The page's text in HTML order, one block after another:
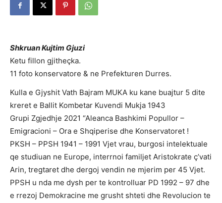
Shkruan Kujtim Gjuzi
Ketu fillon gjitheçka.
11 foto konservatore & ne Prefekturen Durres.
Kulla e Gjyshit Vath Bajram MUKA ku kane buajtur 5 dite
kreret e Ballit Kombetar Kuvendi Mukja 1943
Grupi Zgjedhje 2021 “Aleanca Bashkimi Popullor –
Emigracioni – Ora e Shqiperise dhe Konservatoret !
PKSH – PPSH 1941 – 1991 Vjet vrau, burgosi intelektuale
qe studiuan ne Europe, interrnoi familjet Aristokrate ç’vati
Arin, tregtaret dhe dergoj vendin ne mjerim per 45 Vjet.
PPSH u nda me dysh per te kontrolluar PD 1992 – 97 dhe
e rrezoj Demokracine me grusht shteti dhe Revolucion te